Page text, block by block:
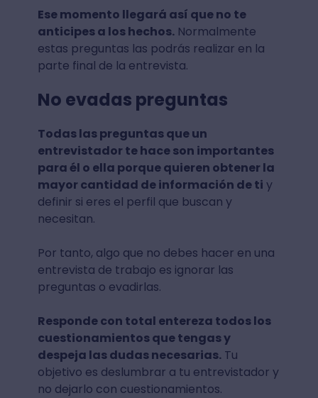
Ese momento llegará así que no te
anticipes a los hechos.Normalmente
estas preguntas las podrás realizar en la
parte final de la entrevista.
No evadas preguntas
Todas las preguntas que un
entrevistador te hace son importantes
para él o ella porque quieren obtener la
mayor cantidad de información de ti y
definir si eres el perfil que buscan y
necesitan.
Por tanto, algo que no debes hacer en una
entrevista de trabajo es ignorar las
preguntas o evadirlas.
Responde con total entereza todos los
cuestionamientos que tengas y
despeja las dudas necesarias.Tu
objetivo es deslumbrar a tu entrevistador y
no dejarlo con cuestionamientos.